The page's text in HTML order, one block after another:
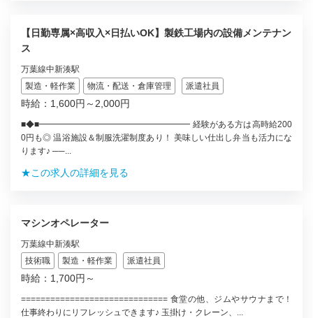
【日勤専属×高収入×日払いOK】製鉄工場内の設備メンテナン
ス
万葉線中新湊駅
製造・軽作業
物流・配送・倉庫管理 派遣社員
時給：1,600円～2,000円
■◆■━━━━━━━━━━━━━━━━━━ 経験がある方は高時給200
0円も◎ 温浴施設＆制服洗濯制度あり！ 美味しい仕出し弁当も活力にな
ります♪ ──...
★この求人の詳細を見る
マシンオペレーター
万葉線中新湊駅
技術職
製造・軽作業 派遣社員
時給：1,700円～
============================== 食堂の他、ジムやサウナまで！
仕事終わりにリフレッシュできます♪ 玉掛け・クレーン、...